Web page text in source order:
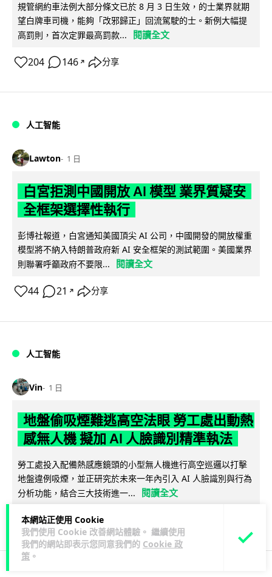
本網站正使用 Cookie
我們使用 Cookie 改善網站體驗。 繼續使用
我們的網站即表示您同意我們的 Cookie 政
策 。
規管網約車法例大部分條文已於 8 月 3 日生效，的士業界就期
望白牌車司機，能夠「改邪歸正」回流駕駛的士。新例大幅提
高罰則，首次定罪最高罰款...
閱讀全文
204 146 ↗ 分享
人工智能
Lawton 1 日
白宮拒測中國開放 AI 模型 業界質疑安
全框架選擇性執行
彭博社報道，白宮通知美國頂尖 AI 公司，中國開發的開放權重
模型將不納入特朗普政府新 AI 安全框架的測試範圍。美國業界
則聯署呼籲政府不要限...
閱讀全文
44 21 ↗ 分享
人工智能
Vin 1 日
地盤偷吸煙難逃高空法眼 勞工處出動熱
感無人機 擬加 AI 人臉識別精準執法
勞工處投入配備熱感應鏡頭的小型無人機進行高空巡邏以打擊
地盤違例吸煙，並正研究於未來一年內引入 AI 人臉識別與行為
分析功能，結合三大技術進一...
閱讀全文
246 55 ↗ 分享